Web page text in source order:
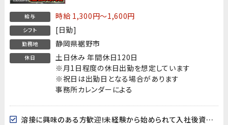
給与 時給 1,300円～1,600円
シフト [日勤]
勤務地 静岡県裾野市
休日
土日休み 年間休日120日
※月1日程度の休日出勤を想定しています
※祝日は出勤日となる場合があります
事務所カレンダーによる
溶接に興味のある方歓迎!未経験から始められて入社後資格取得支援も行っています!